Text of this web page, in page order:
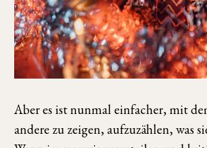
Aber es ist nunmal einfacher, mit
andere zu zeigen, aufzuzählen, was